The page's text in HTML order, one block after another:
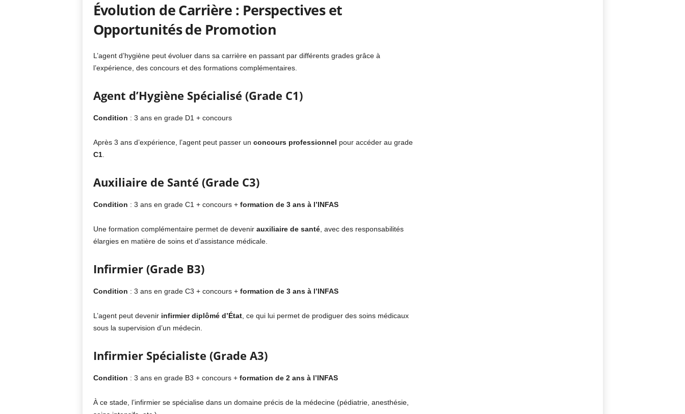
Évolution de Carrière : Perspectives et
Opportunités de Promotion
L’agent d’hygiène peut évoluer dans sa carrière en passant par différents grades grâce à
l’expérience, des concours et des formations complémentaires.
Agent d’Hygiène Spécialisé (Grade C1)
Condition : 3 ans en grade D1 + concours
Après 3 ans d’expérience, l’agent peut passer un concours professionnel pour accéder au grade
C1.
Auxiliaire de Santé (Grade C3)
Condition : 3 ans en grade C1 + concours + formation de 3 ans à l’INFAS
Une formation complémentaire permet de devenir auxiliaire de santé, avec des responsabilités
élargies en matière de soins et d’assistance médicale.
Infirmier (Grade B3)
Condition : 3 ans en grade C3 + concours + formation de 3 ans à l’INFAS
L’agent peut devenir infirmier diplômé d’État, ce qui lui permet de prodiguer des soins médicaux
sous la supervision d’un médecin.
Infirmier Spécialiste (Grade A3)
Condition : 3 ans en grade B3 + concours + formation de 2 ans à l’INFAS
À ce stade, l’infirmier se spécialise dans un domaine précis de la médecine (pédiatrie, anesthésie,